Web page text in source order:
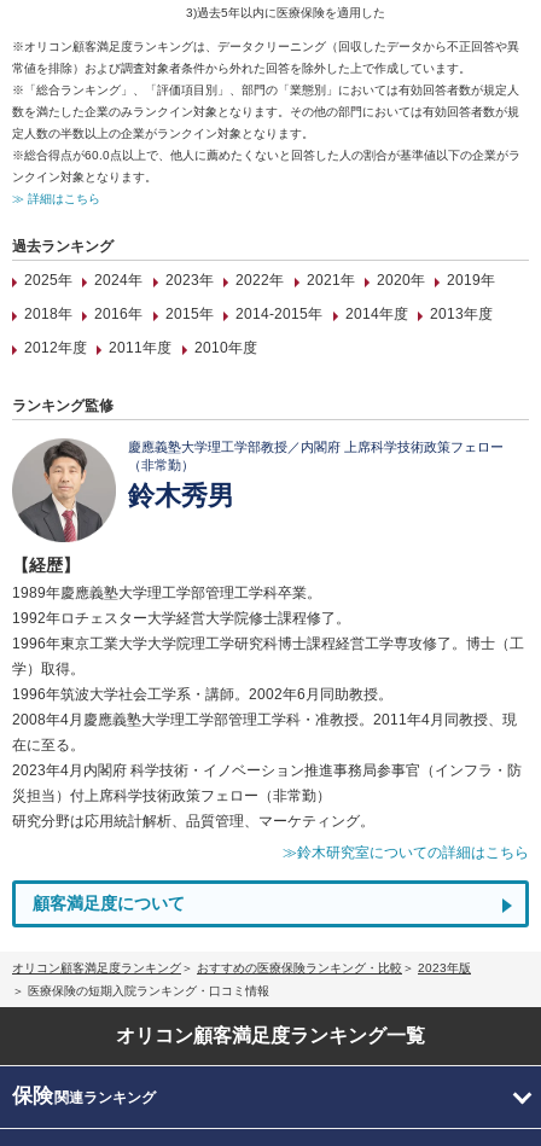
3)過去5年以内に医療保険を適用した
※オリコン顧客満足度ランキングは、データクリーニング（回収したデータから不正回答や異
常値を排除）および調査対象者条件から外れた回答を除外した上で作成しています。
※「総合ランキング」、「評価項目別」、部門の「業態別」においては有効回答者数が規定人
数を満たした企業のみランクイン対象となります。その他の部門においては有効回答者数が規
定人数の半数以上の企業がランクイン対象となります。
※総合得点が60.0点以上で、他人に薦めたくないと回答した人の割合が基準値以下の企業がラ
ンクイン対象となります。
≫ 詳細はこちら
過去ランキング
2025年
2024年 2023年 2022年 2021年 2020年
2019年
2018年
2016年 2015年 2014-2015年 2014年度
2013年度
2012年度
2011年度 2010年度
ランキング監修
慶應義塾大学理工学部教授／内閣府 上席科学技術政策フェロー
（非常勤）
鈴木秀男
【経歴】
1989年慶應義塾大学理工学部管理工学科卒業。
1992年ロチェスター大学経営大学院修士課程修了。
1996年東京工業大学大学院理工学研究科博士課程経営工学専攻修了。博士（工
学）取得。
1996年筑波大学社会工学系・講師。2002年6月同助教授。
2008年4月慶應義塾大学理工学部管理工学科・准教授。2011年4月同教授、現
在に至る。
2023年4月内閣府 科学技術・イノベーション推進事務局参事官（インフラ・防
災担当）付上席科学技術政策フェロー（非常勤）
研究分野は応用統計解析、品質管理、マーケティング。
≫鈴木研究室についての詳細はこちら
顧客満足度について
オリコン顧客満足度ランキング おすすめの医療保険ランキング・比較
2023年版
医療保険の短期入院ランキング・口コミ情報
オリコン顧客満足度ランキング一覧
保険関連ランキング